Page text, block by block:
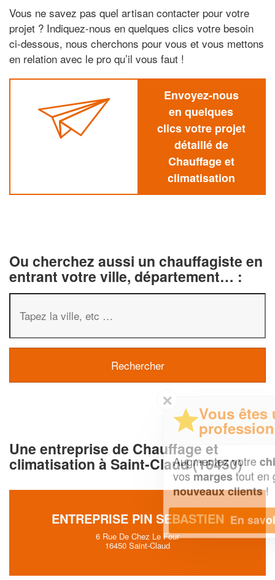
Vous ne savez pas quel artisan contacter pour votre
projet ? Indiquez-nous en quelques clics votre besoin
ci-dessous, nous cherchons pour vous et vous mettons
en relation avec le pro qu’il vous faut !
Envoyez-nous
en quelques
clics votre projet
détaillé de
Chauffage et
climatisation
Ou cherchez aussi un chauffagiste en
entrant votre ville, département… :
Une entreprise de Chauffage et
climatisation à Saint-Claud (16450)
ENTREPRISE PIN SEBASTIEN
6 Rue De Chez Le Four
16450 Saint-Claud
Vous êtes un
professionnel ?
Augmentez votrechiffre d'affaireset
tout en gagnant de
nouveaux clients!
En savoir plus